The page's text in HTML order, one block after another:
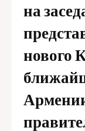
на
нового